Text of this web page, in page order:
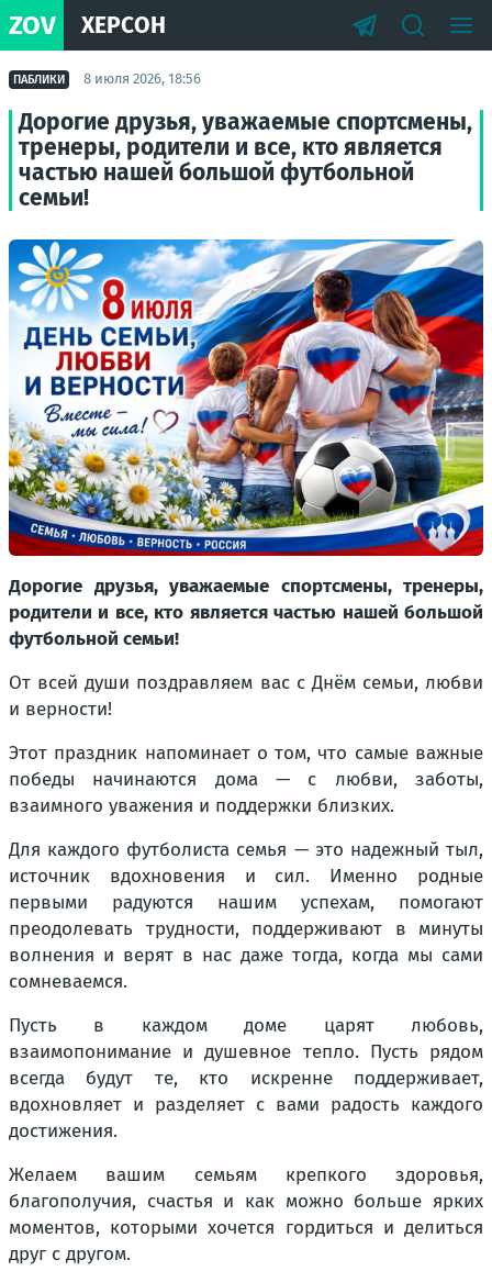
ZOV ХЕРСОН
ПАБЛИКИ 8 июля 2026, 18:56
Дорогие друзья, уважаемые спортсмены,
тренеры, родители и все, кто является
частью нашей большой футбольной
семьи!
Дорогие друзья, уважаемые спортсмены, тренеры,
родители и все, кто является частью нашей большой
футбольной семьи!
От всей души поздравляем вас с Днём семьи, любви
и верности!
Этот праздник напоминает о том, что самые важные
победы начинаются дома — с любви, заботы,
взаимного уважения и поддержки близких.
Для каждого футболиста семья — это надежный тыл,
источник вдохновения и сил. Именно родные
первыми радуются нашим успехам, помогают
преодолевать трудности, поддерживают в минуты
волнения и верят в нас даже тогда, когда мы сами
сомневаемся.
Пусть в каждом доме царят любовь,
взаимопонимание и душевное тепло. Пусть рядом
всегда будут те, кто искренне поддерживает,
вдохновляет и разделяет с вами радость каждого
достижения.
Желаем вашим семьям крепкого здоровья,
благополучия, счастья и как можно больше ярких
моментов, которыми хочется гордиться и делиться
друг с другом.